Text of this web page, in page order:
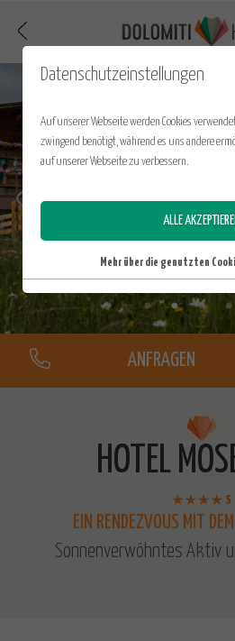
HOTEL
s
EIN RENDEZVOUS MIT
Sonnenverwöhntes Aktiv
ANFRAGEN
Datenschutzeinstellungen
Auf unserer Webseite werden Cookies
zwingend benötigt, während es uns andere
auf unserer Webseite zu verbessern.
ALLE
Mehr über die genutzten